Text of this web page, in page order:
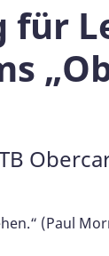
für
(Paul